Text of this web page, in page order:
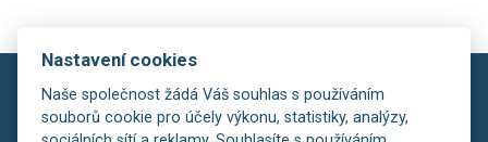
Nastavení cookies
Naše společnost žádá Váš souhlas s používáním
souborů cookie pro účely výkonu, statistiky, analýzy,